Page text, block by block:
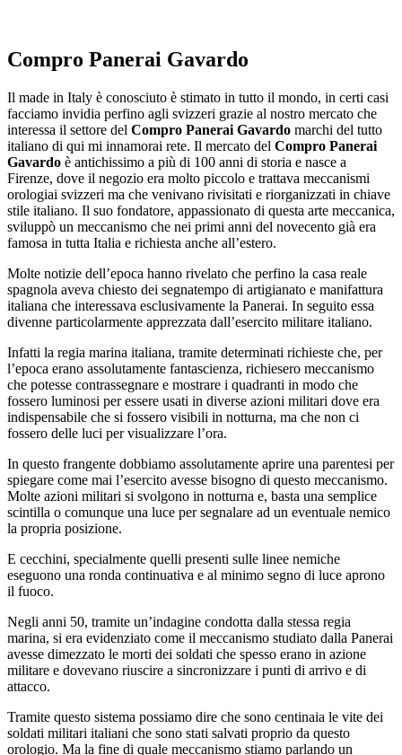
Compro Panerai Gavardo
Il made in Italy è conosciuto è stimato in tutto il mondo, in certi casi
facciamo invidia perfino agli svizzeri grazie al nostro mercato che
interessa il settore del Compro Panerai Gavardo marchi del tutto
italiano di qui mi innamorai rete. Il mercato del Compro Panerai
Gavardo è antichissimo a più di 100 anni di storia e nasce a
Firenze, dove il negozio era molto piccolo e trattava meccanismi
orologiai svizzeri ma che venivano rivisitati e riorganizzati in chiave
stile italiano. Il suo fondatore, appassionato di questa arte meccanica,
sviluppò un meccanismo che nei primi anni del novecento già era
famosa in tutta Italia e richiesta anche all’estero.
Molte notizie dell’epoca hanno rivelato che perfino la casa reale
spagnola aveva chiesto dei segnatempo di artigianato e manifattura
italiana che interessava esclusivamente la Panerai. In seguito essa
divenne particolarmente apprezzata dall’esercito militare italiano.
Infatti la regia marina italiana, tramite determinati richieste che, per
l’epoca erano assolutamente fantascienza, richiesero meccanismo
che potesse contrassegnare e mostrare i quadranti in modo che
fossero luminosi per essere usati in diverse azioni militari dove era
indispensabile che si fossero visibili in notturna, ma che non ci
fossero delle luci per visualizzare l’ora.
In questo frangente dobbiamo assolutamente aprire una parentesi per
spiegare come mai l’esercito avesse bisogno di questo meccanismo.
Molte azioni militari si svolgono in notturna e, basta una semplice
scintilla o comunque una luce per segnalare ad un eventuale nemico
la propria posizione.
E cecchini, specialmente quelli presenti sulle linee nemiche
eseguono una ronda continuativa e al minimo segno di luce aprono
il fuoco.
Negli anni 50, tramite un’indagine condotta dalla stessa regia
marina, si era evidenziato come il meccanismo studiato dalla Panerai
avesse dimezzato le morti dei soldati che spesso erano in azione
militare e dovevano riuscire a sincronizzare i punti di arrivo e di
attacco.
Tramite questo sistema possiamo dire che sono centinaia le vite dei
soldati militari italiani che sono stati salvati proprio da questo
orologio. Ma la fine di quale meccanismo stiamo parlando un